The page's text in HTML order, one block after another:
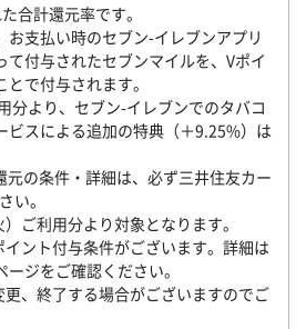
合計還元率です。
お支払い時のセブン-イレブンアプリ
て付与されたセブンマイルを、Vポイ
で付与されます。
より、セブン‐イレブンでのタバコ
ビスによる追加の特典（＋9.25%）は
の条件・詳細は、必ず三井住友カー
い。
ご利用分より対象となります。
ント付与条件がございます。詳細は
ジをご確認ください。
、終了する場合がございますのでご